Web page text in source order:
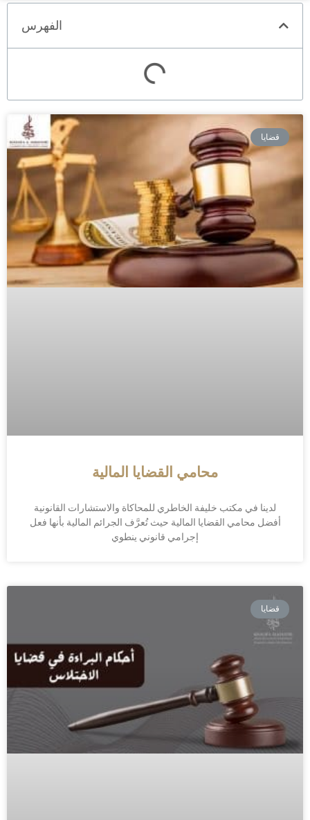
الفهرس
قضايا
محامي القضايا المالية
لدينا في مكتب خليفة الخاطري للمحاكاة والاستشارات القانونية
أفضل محامي القضايا المالية حيث تُعرَّف الجرائم المالية بأنها فعل
إجرامي قانوني ينطوي
قضايا